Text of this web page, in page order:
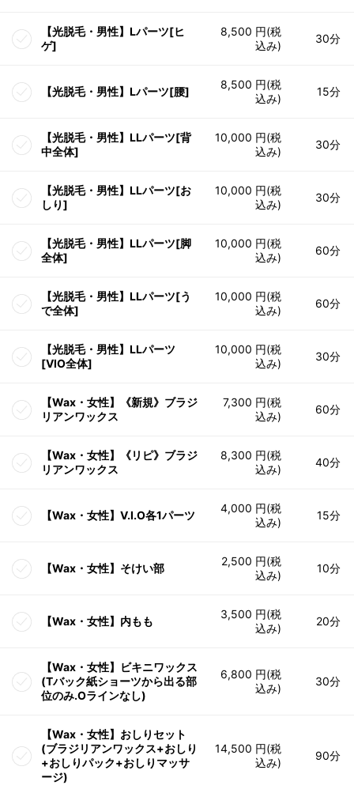
【光脱毛・男性】Lパーツ[ヒ
ゲ]
8,500 円(税
込み)
30分
【光脱毛・男性】Lパーツ[腰]
8,500 円(税
込み)
15分
【光脱毛・男性】LLパーツ[背
中全体]
10,000 円(税
込み)
30分
【光脱毛・男性】LLパーツ[お
しり]
10,000 円(税
込み)
30分
【光脱毛・男性】LLパーツ[脚
全体]
10,000 円(税
込み)
60分
【光脱毛・男性】LLパーツ[う
で全体]
10,000 円(税
込み)
60分
【光脱毛・男性】LLパーツ
[VIO全体]
10,000 円(税
込み)
30分
【Wax・女性】《新規》ブラジ
リアンワックス
7,300 円(税
込み)
60分
【Wax・女性】《リピ》ブラジ
リアンワックス
8,300 円(税
込み)
40分
【Wax・女性】V.I.O各1パーツ
4,000 円(税
込み)
15分
【Wax・女性】そけい部
2,500 円(税
込み)
10分
【Wax・女性】内もも
3,500 円(税
込み)
20分
【Wax・女性】ビキニワックス
(Tバック紙ショーツから出る部
位のみ.Oラインなし)
6,800 円(税
込み)
30分
【Wax・女性】おしりセット
(ブラジリアンワックス+おしり
+おしりパック+おしりマッサ
ージ)
14,500 円(税
込み)
90分